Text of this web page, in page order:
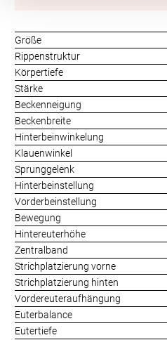
Größe
Rippenstruktur
Körpertiefe
Stärke
Beckenneigung
Beckenbreite
Hinterbeinwinkelung
Klauenwinkel
Sprunggelenk
Hinterbeinstellung
Vorderbeinstellung
Bewegung
Hintereuterhöhe
Zentralband
Strichplatzierung vorne
Strichplatzierung hinten
Vordereuteraufhängung
Euterbalance
Eutertiefe